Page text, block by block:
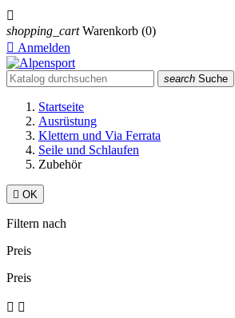

shopping_cart Warenkorb (0)
 Anmelden
search Suche
Startseite
Ausrüstung
Klettern und Via Ferrata
Seile und Schlaufen
Zubehör
 OK
Filtern nach
Preis
Preis
 